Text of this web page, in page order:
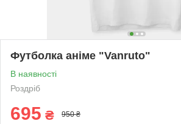
Футболка аніме "Vanruto"
В наявності
Роздріб
695 ₴ 950 ₴